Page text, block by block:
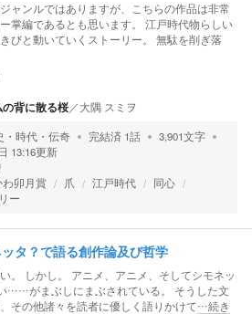
ャンルではありますが、こちらの作品は非常
掌編であるとも思います。 江戸時代物らしい
びと動いていくストーリー。 無駄を削ぎ落
背に散る桜／大隅 スミヲ
・時代・伝奇 完結済 1話 3,901文字
13:16更新
卯月賞 爪 江戸時代
同心
ー
タ？で語る創作論及び哲学
。 しかし。 アニメ、アニメ、そしてシモネッ
……がまぶしにまぶされている。 そうした文
その他諸々を読者に優しく語りかけて…続き